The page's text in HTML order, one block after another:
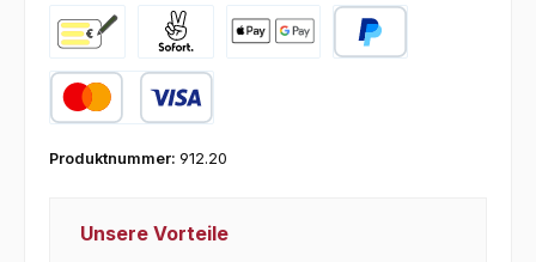
Vorkasse Pay with Klarna
Produktnummer: 912.20
Unsere Vorteile